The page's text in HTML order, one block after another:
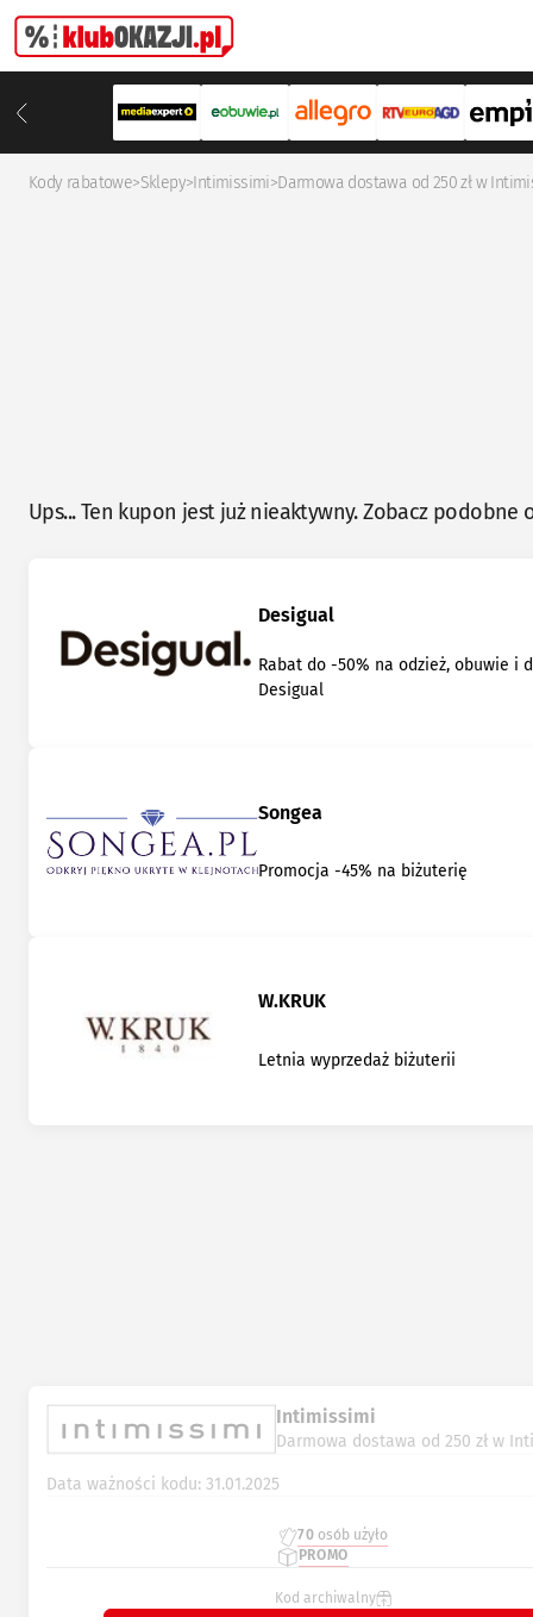
Kody rabatowe>Sklepy>Intimissimi>Darmowa dostawa od 250 zł w
Ups... Ten kupon jest już nieaktywny. Zobacz podobne
Desigual
Rabat do -50% na odzież, obuwie i
Desigual
Songea
Promocja -45% na biżuterię
W.KRUK
Letnia wyprzedaż biżuterii
Intimissimi
Darmowa dostawa od 250 zł w
Data ważności kodu: 31.01.2025
70 osób użyło
PROMO
Kod archiwalny